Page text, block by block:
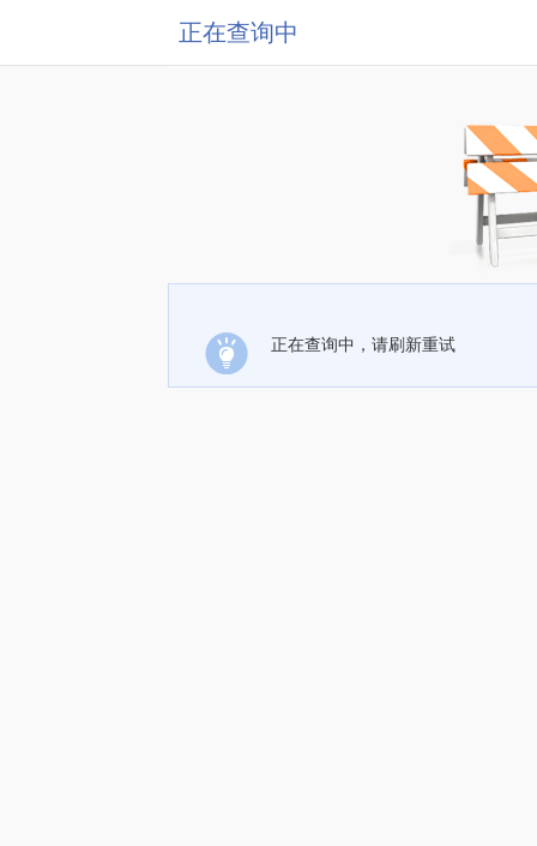
正在查询中
正在查询中，请刷新重试